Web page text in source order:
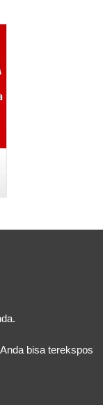
bisa terekspos